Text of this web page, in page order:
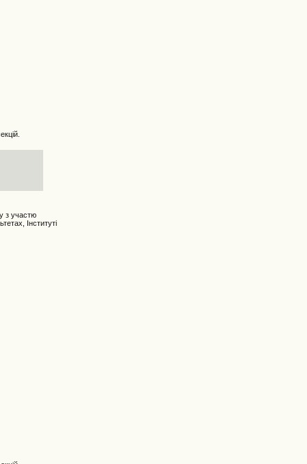
з участю
Інституті